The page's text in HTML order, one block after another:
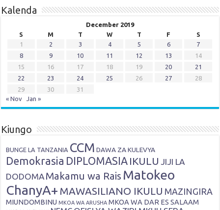
Kalenda
December 2019
S
M T W T F
S
1
2 3 4 5 6
7
8
9 10 11 12 13
14
15
16 17 18 19 20
21
22
23 24 25 26 27
28
29
30
31
« Nov
Jan »
Kiungo
BUNGE LA TANZANIA CCM DAWA ZA KULEVYA
Demokrasia DIPLOMASIA IKULU JIJI LA
DODOMA Makamu wa Rais Matokeo
ChanyA+ MAWASILIANO IKULU MAZINGIRA
MIUNDOMBINU MKOA WA ARUSHA MKOA WA DAR ES SALAAM